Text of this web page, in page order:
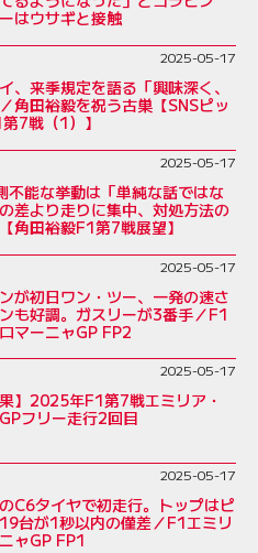
はウサギと接触
2025-05-17
、来季規定を語る「興味深く、
角田裕毅を祝う古巣【SNSピッ
7戦（1）】
2025-05-17
不能な挙動は「単純な話ではな
差より走りに集中、対処方法の
角田裕毅F1第7戦展望】
2025-05-17
が初日ワン・ツー、一発の速さ
も好調。ガスリーが3番手／F1
マーニャGP FP2
2025-05-17
果】2025年F1第7戦エミリア・
フリー走行2回目
2025-05-17
C6タイヤで初走行。トップはピ
台が1秒以内の僅差／F1エミリ
ャGP FP1